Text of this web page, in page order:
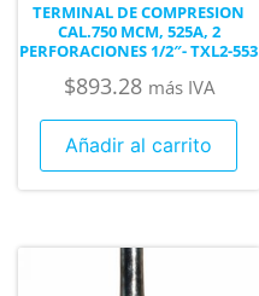
TERMINAL DE COMPRESION
CAL.750 MCM, 525A, 2
PERFORACIONES 1/2″- TXL2-553
$893.28 más IVA
Añadir al carrito